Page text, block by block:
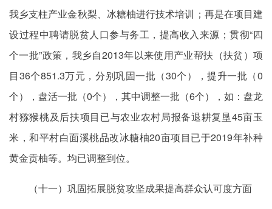
我乡支柱产业金秋梨、冰糖柚进行技术培训；再是在项目建
设过程中聘请脱贫人口参与务工，提高收入来源；贯彻“四
个一批”政策，我乡自2013年以来使用产业帮扶（扶贫）项
目36个851.3万元，分别巩固一批（30个），提升一批（0
个），盘活一批（0个），其中调整一批（6个），如：盘龙
村猕猴桃及后扶项目已与农业农村局报备退耕复垦45亩玉
米，和平村白面溪桃品改冰糖柚20亩项目已于2019年补种
黄金贡柚等。均已调整到位。
（十一）巩固拓展脱贫攻坚成果提高群众认可度方面